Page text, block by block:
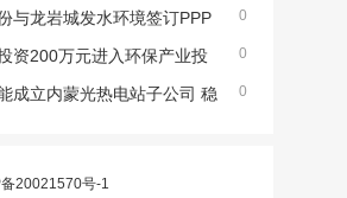
协同治理技术
0
与龙岩城发水环境签订PPP
书
0
资200万元进入环保产业投
0
成立内蒙光热电站子公司 稳
20021570号-1